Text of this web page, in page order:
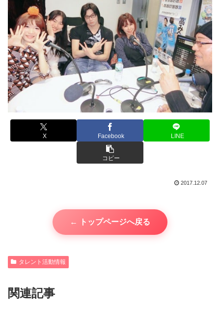
X Facebook LINE
コピー
2017.12.07
← トップページへ戻る
タレント活動情報
関連記事